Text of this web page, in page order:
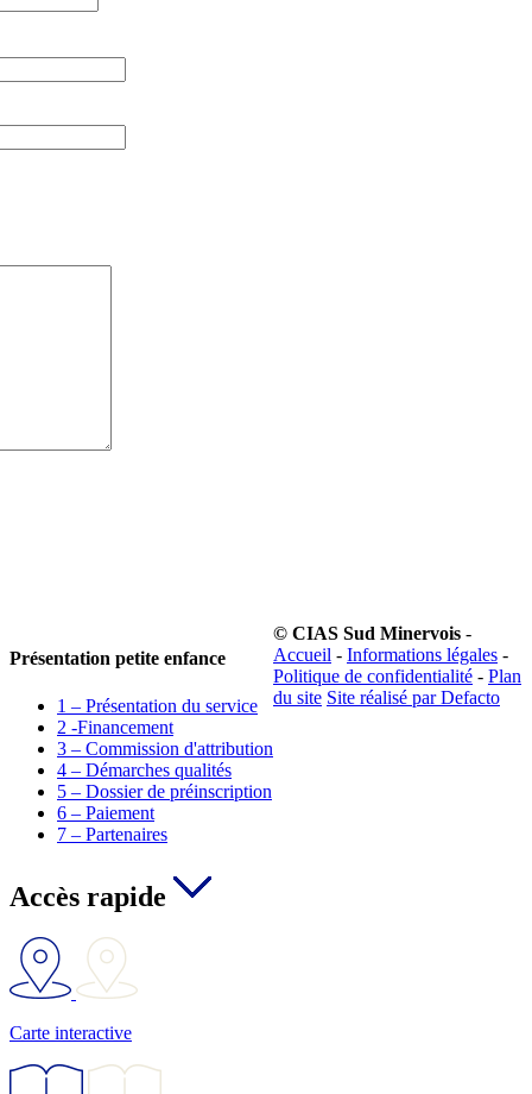
Présentation petite enfance
1 – Présentation du service
2 -Financement
3 – Commission d'attribution
4 – Démarches qualités
5 – Dossier de préinscription
6 – Paiement
7 – Partenaires
Accès rapide
Carte interactive
© CIAS Sud Minervois -
Accueil - Informations légales -
Politique de confidentialité - Plan
du site Site réalisé par Defacto